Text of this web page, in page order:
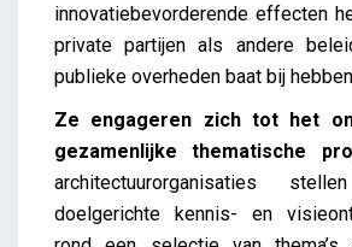
innovatiebevorderende effecten
private partijen als andere
publieke overheden baat bij
Ze engageren zich tot het
gezamenlijke thematische
architectuurorganisaties
doelgerichte kennis- en